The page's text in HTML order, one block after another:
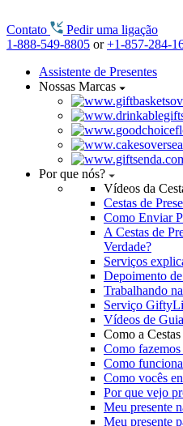
Contato
Pedir uma ligação
1-888-549-8805 or+1-857-284-
Assistente de Presentes
Nossas Marcas
Por que nós?
Vídeos da
Cestas de
Como Enviar
A Cestas de
Verdade?
Serviços
Depoimento
Trabalhando
Serviço
Vídeos de
Como a
Como fazemos
Como funciona
Como vocês
Por que vejo
Meu presente
Meu presente